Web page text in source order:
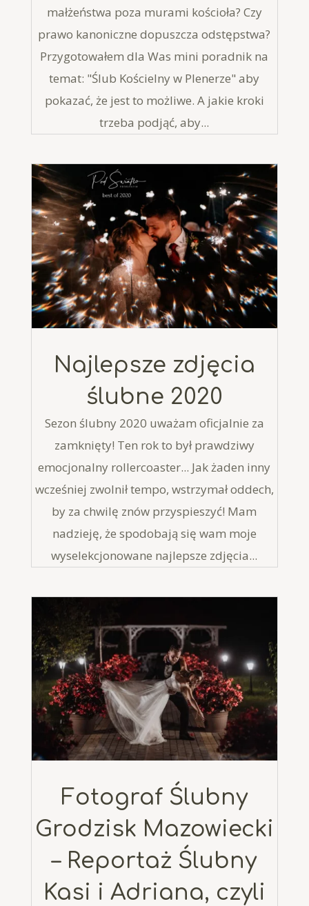
małżeństwa poza murami kościoła? Czy
prawo kanoniczne dopuszcza odstępstwa?
Przygotowałem dla Was mini poradnik na
temat: "Ślub Kościelny w Plenerze" aby
pokazać, że jest to możliwe. A jakie kroki
trzeba podjąć, aby...
Najlepsze zdjęcia
ślubne 2020
Sezon ślubny 2020 uważam oficjalnie za
zamknięty! Ten rok to był prawdziwy
emocjonalny rollercoaster... Jak żaden inny
wcześniej zwolnił tempo, wstrzymał oddech,
by za chwilę znów przyspieszyć! Mam
nadzieję, że spodobają się wam moje
wyselekcjonowane najlepsze zdjęcia...
Fotograf Ślubny
Grodzisk Mazowiecki
– Reportaż Ślubny
Kasi i Adriana, czyli